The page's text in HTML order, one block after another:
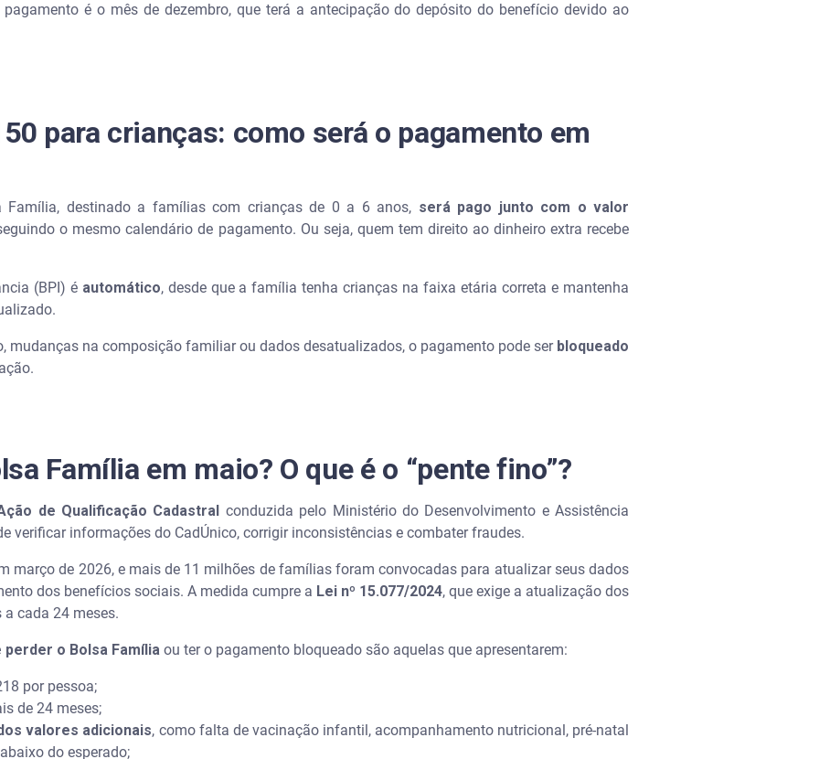
é o mês de dezembro, que terá a antecipação do depósito do benefício devido ao
para crianças: como será o pagamento em
Família, destinado a famílias com crianças de 0 a 6 anos, será pago junto com o valor
o mesmo calendário de pagamento. Ou seja, quem tem direito ao dinheiro extra recebe
(BPI) é automático, desde que a família tenha crianças na faixa etária correta e mantenha
mudanças na composição familiar ou dados desatualizados, o pagamento pode ser bloqueado
Família em maio? O que é o “pente fino”?
de Qualificação Cadastral conduzida pelo Ministério do Desenvolvimento e Assistência
verificar informações do CadÚnico, corrigir inconsistências e combater fraudes.
março de 2026, e mais de 11 milhões de famílias foram convocadas para atualizar seus dados
dos benefícios sociais. A medida cumpre a Lei nº 15.077/2024, que exige a atualização dos
cada 24 meses.
perder o Bolsa Família ou ter o pagamento bloqueado são aquelas que apresentarem:
por pessoa;
de 24 meses;
valores adicionais, como falta de vacinação infantil, acompanhamento nutricional, pré-natal
do esperado;